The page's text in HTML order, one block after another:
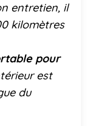
entretien, il
kilomètres
pour
est
du